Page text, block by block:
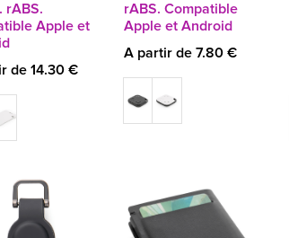
rABS.
Apple et
de 14.30 €
rABS. Compatible
Apple et Android
A partir de 7.80 €